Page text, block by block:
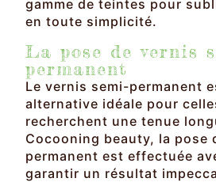
gamme de teintes pour
en toute simplicité.
La pose de vernis
permanent
Le vernis semi-permanent
alternative idéale pour
recherchent une tenue
Cocooning beauty, la pose
permanent est effectuée
garantir un résultat